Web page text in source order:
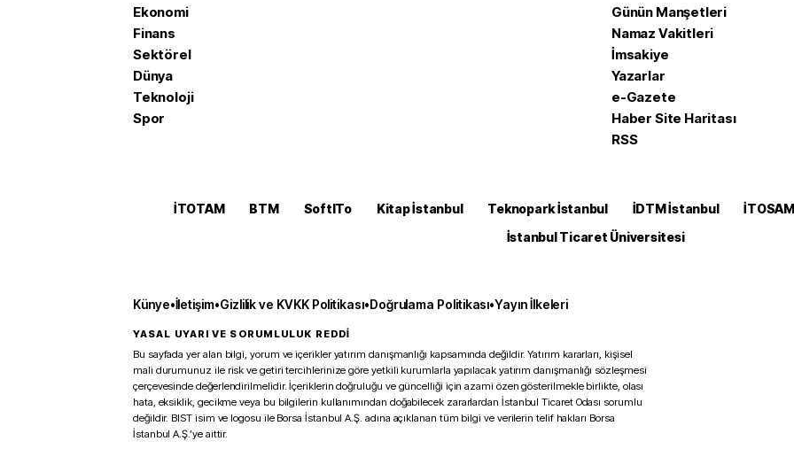
Ekonomi
Finans
Sektörel
Dünya
Teknoloji
Spor
Günün Manşetleri
Namaz Vakitleri
İmsakiye
Yazarlar
e-Gazete
Haber Site Haritası
RSS
İTOTAM BTM SoftITo Kitap İstanbul Teknopark İstanbul İDTM İstanbul İTOSAM
İstanbul Ticaret Üniversitesi
Künye•İletişim•Gizlilik ve KVKK Politikası•Doğrulama Politikası•Yayın İlkeleri
YASAL UYARI VE SORUMLULUK REDDİ
Bu sayfada yer alan bilgi, yorum ve içerikler yatırım danışmanlığı kapsamında değildir. Yatırım kararları, kişisel
mali durumunuz ile risk ve getiri tercihlerinize göre yetkili kurumlarla yapılacak yatırım danışmanlığı sözleşmesi
çerçevesinde değerlendirilmelidir. İçeriklerin doğruluğu ve güncelliği için azami özen gösterilmekle birlikte, olası
hata, eksiklik, gecikme veya bu bilgilerin kullanımından doğabilecek zararlardan İstanbul Ticaret Odası sorumlu
değildir. BIST isim ve logosu ile Borsa İstanbul A.Ş. adına açıklanan tüm bilgi ve verilerin telif hakları Borsa
İstanbul A.Ş.’ye aittir.